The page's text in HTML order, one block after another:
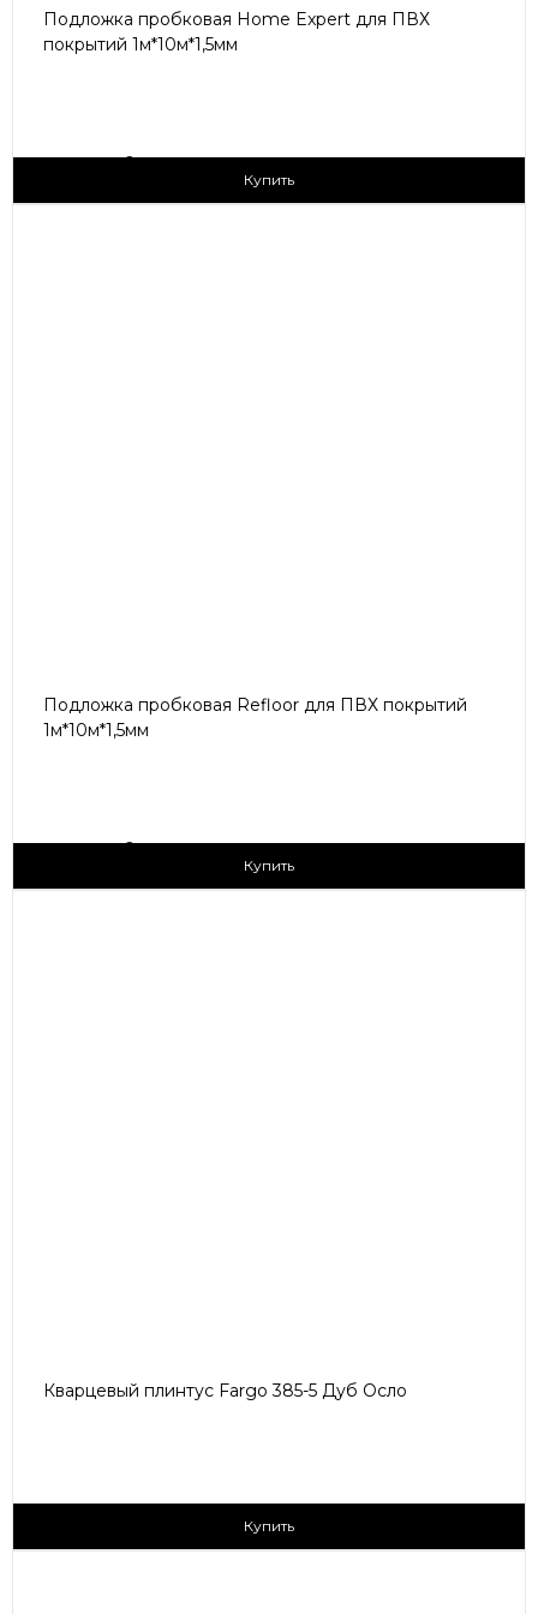
Подложка пробковая Home Expert для ПВХ
покрытий 1м*10м*1,5мм
2
Купить
Подложка пробковая Refloor для ПВХ покрытий
1м*10м*1,5мм
2
Купить
Кварцевый плинтус Fargo 385-5 Дуб Осло
Купить